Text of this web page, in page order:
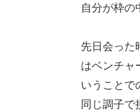
自分が枠の
先日会った
はベンチャ
いうことで
同じ調子